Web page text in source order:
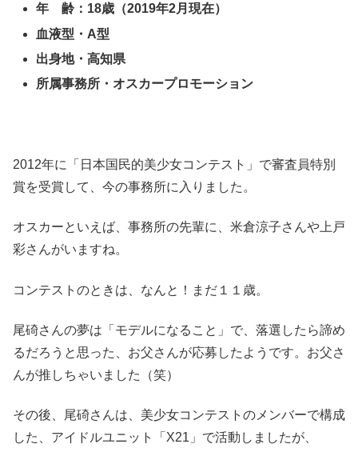
年 齢：18歳（2019年2月現在）
血液型・A型
出身地・高知県
所属事務所・オスカープロモーション
2012年に「日本国民的美少女コンテスト」で審査員特別
賞を受賞して、今の事務所に入りました。
オスカーといえば、事務所の先輩に、米倉涼子さんや上戸
彩さんがいますね。
コンテストのときは、なんと！まだ１１歳。
尾碕さんの夢は「モデルになること」で、落選したら諦め
るだろうと思った、お父さんが応募したようです。お父さ
んが推しちゃいました（笑）
その後、尾碕さんは、美少女コンテストのメンバーで構成
した、アイドルユニット「X21」で活動しましたが、